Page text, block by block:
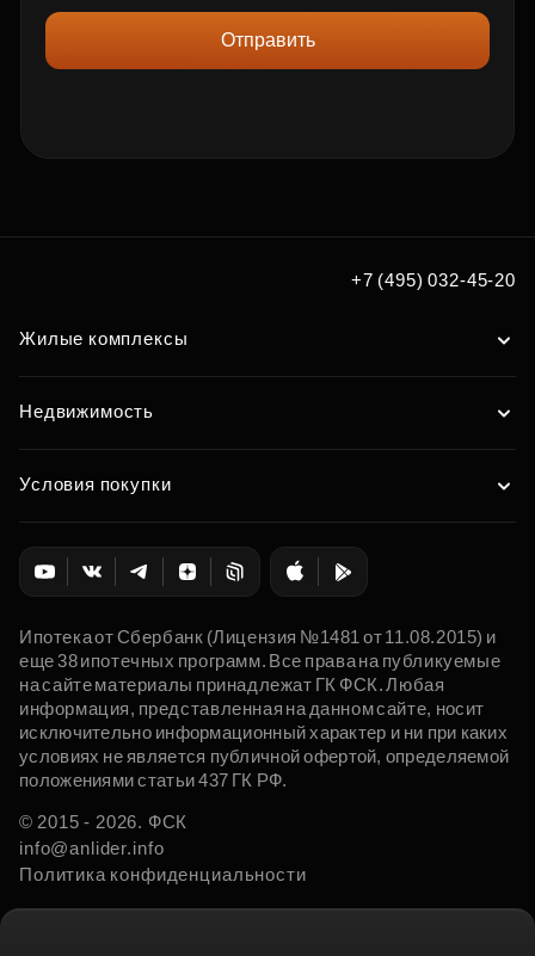
Отправить
+7 (495) 032-45-20
Жилые комплексы
Недвижимость
Условия покупки
Ипотека от Сбербанк (Лицензия №1481 от 11.08.2015) и
еще 38 ипотечных программ. Все права на публикуемые
на сайте материалы принадлежат ГК ФСК. Любая
информация, представленная на данном сайте, носит
исключительно информационный характер и ни при каких
условиях не является публичной офертой, определяемой
положениями статьи 437 ГК РФ.
© 2015 - 2026. ФСК
info@anlider.info
Политика конфиденциальности